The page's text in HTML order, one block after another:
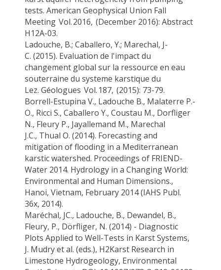
tests. American Geophysical Union Fall
Meeting Vol. 2016, (December 2016): Abstract
H12A-03.
Ladouche, B.; Caballero, Y.; Marechal, J-
C. (2015). Evaluation de l'impact du
changement global sur la ressource en eau
souterraine du systeme karstique du
Lez. Géologues Vol. 187, (2015): 73-79.
Borrell-Estupina V., Ladouche B., Malaterre P.-
O., Ricci S., Caballero Y., Coustau M., Dorfliger
N., Fleury P., Jayallemand M., Marechal
J.C., Thual O. (2014). Forecasting and
mitigation of flooding in a Mediterranean
karstic watershed. Proceedings of FRIEND-
Water 2014. Hydrology in a Changing World:
Environmental and Human Dimensions.,
Hanoi, Vietnam, February 2014 (IAHS Publ.
36x, 2014).
Maréchal, JC., Ladouche, B., Dewandel, B.,
Fleury, P., Dörfliger, N. (2014) - Diagnostic
Plots Applied to Well-Tests in Karst Systems,
J. Mudryet al. (eds.), H2Karst Research in
Limestone Hydrogeology, Environmental